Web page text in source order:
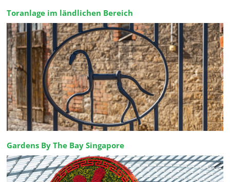
Toranlage im ländlichen Bereich
Gardens By The Bay Singapore